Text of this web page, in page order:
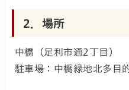
2．場所
中橋（足利市通2丁目）
駐車場：中橋緑地北多目